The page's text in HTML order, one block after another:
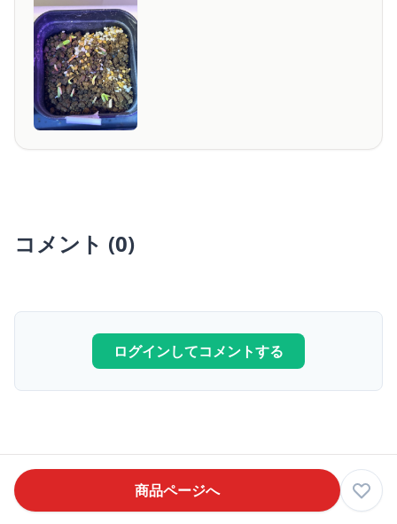
コメント (0)
ログインしてコメントする
商品ページへ